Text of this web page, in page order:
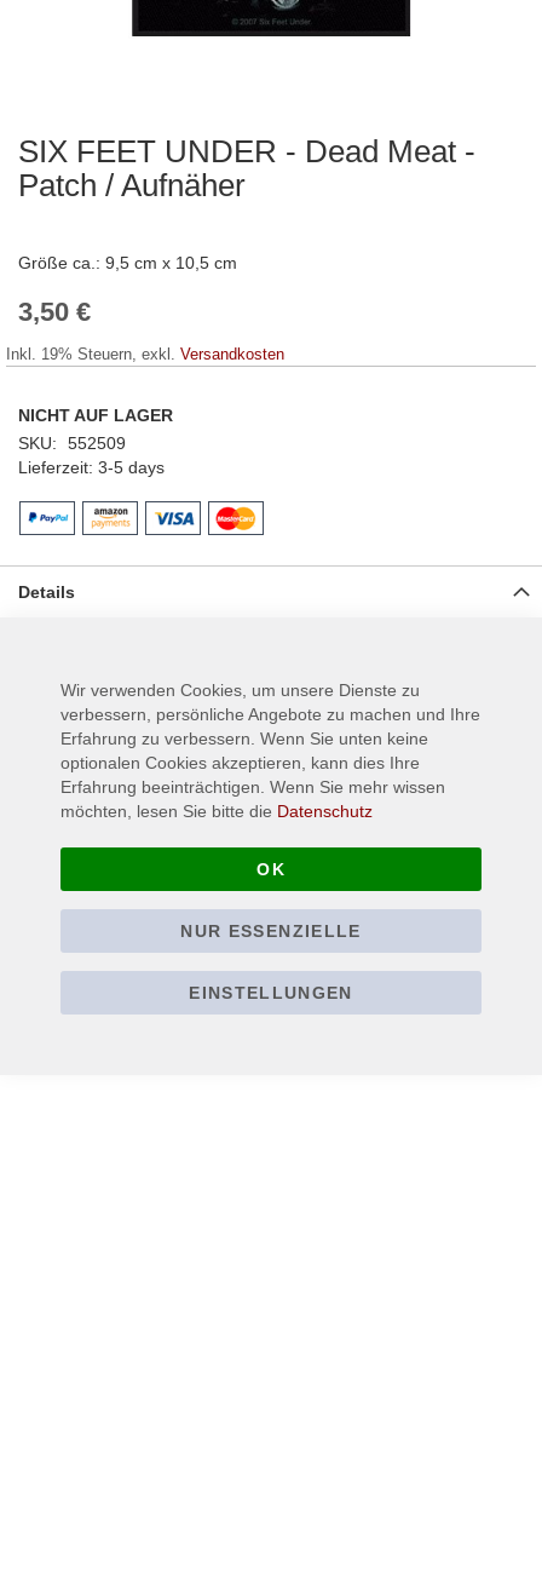
SIX FEET UNDER - Dead Meat -
Patch / Aufnäher
Größe ca.: 9,5 cm x 10,5 cm
3,50 €
Inkl. 19% Steuern, exkl. Versandkosten
NICHT AUF LAGER
SKU
552509
Lieferzeit 3-5 days
Zum
der
Details
Mehr Informationen
Wir verwenden Cookies, um unsere Dienste zu
verbessern, persönliche Angebote zu machen und Ihre
Erfahrung zu verbessern. Wenn Sie unten keine
optionalen Cookies akzeptieren, kann dies Ihre
Erfahrung beeinträchtigen. Wenn Sie mehr wissen
möchten, lesen Sie bitte die Datenschutz
OK
NUR ESSENZIELLE
EINSTELLUNGEN